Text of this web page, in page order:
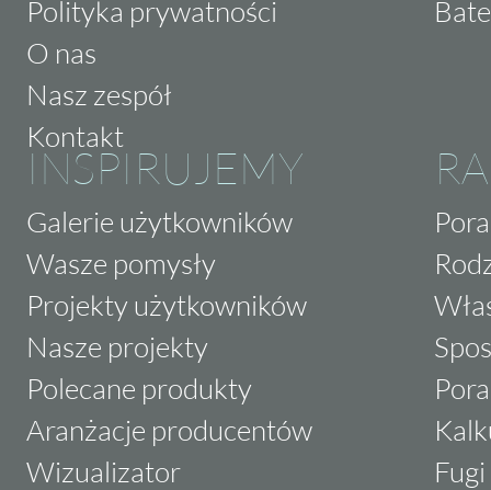
stabilność. Ponadto, zastosowanie
przestrzeniach takich jak salony, korytarze
wprowadzenie do nich wyjątkowego
codziennego komfortu użytkowania.
Zachęcamy do odwiedzenia naszej strony i
kamienia dekoracyjnego Stegu Arena.
swoje wnętrza w miejsca pełne stylu i
naszymi doradcami, którzy pomogą Ci w
Twojego domu.
Polityka prywatności
O nas
Nasz zespół
Kontakt
INSPIRUJEMY
Galerie użytkowników
Wasze pomysły
Projekty użytkowników
Nasze projekty
Polecane produkty
Aranżacje producentów
Wizualizator